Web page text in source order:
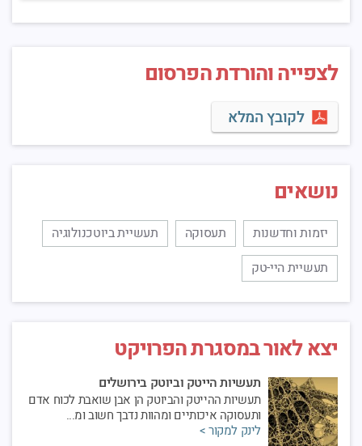
לצפייה והורדת הפרסום
לקובץ המלא
נושאים
יזמות וחדשנות תעסוקה
תעשיית ביוטכנולוגיה
תעשיית היי-טק
יצא לאור במסגרת הפרויקט
תעשיות הייטק וביוטק בירושלים
תעשיות ההייטק והביוטק הן אבן שואבת לכוח אדם
ותעסוקה איכותיים ומהוות נדבך חשוב ומ...
לינק למקור >